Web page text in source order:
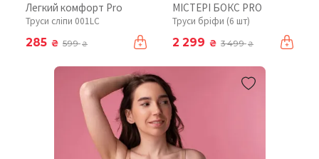
Легкий комфорт Pro
Труси сліпи 001LC
285 ₴ 599₴
МІСТЕРІ БОКС PRO
Труси бріфи (6 шт)
2 299 ₴ 3 499₴